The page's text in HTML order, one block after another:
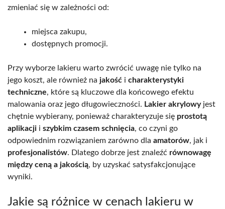
zmieniać się w zależności od:
miejsca zakupu,
dostępnych promocji.
Przy wyborze lakieru warto zwrócić uwagę nie tylko na
jego koszt, ale również na jakość i charakterystyki
techniczne, które są kluczowe dla końcowego efektu
malowania oraz jego długowieczności. Lakier akrylowyjest
chętnie wybierany, ponieważ charakteryzuje się prostotą
aplikacji i szybkim czasem schnięcia, co czyni go
odpowiednim rozwiązaniem zarówno dla amatorów, jak i
profesjonalistów. Dlatego dobrze jest znaleźć równowagę
między ceną a jakością, by uzyskać satysfakcjonujące
wyniki.
Jakie są różnice w cenach lakieru w